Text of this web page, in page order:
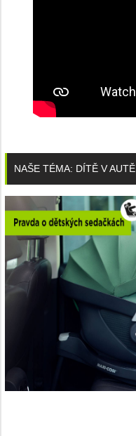
NAŠE TÉMA: DÍTĚ V AUTĚ